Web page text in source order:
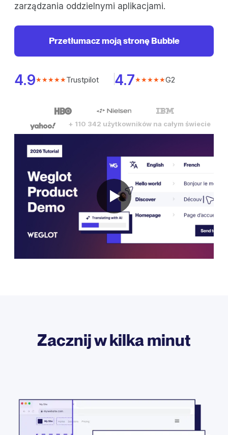
zarządzania oddzielnymi aplikacjami.
Przetłumacz moją stronę Bubble
4.9★★★★★Trustpilot 4.7★★★★★G2
+ 110 342 użytkowników na całym świecie
Zacznij w kilka minut